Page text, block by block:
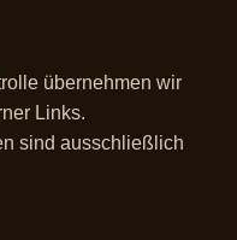
übernehmen wir
Links.
sind ausschließlich